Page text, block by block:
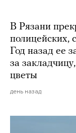
В Рязани
полицейских,
Год назад ее
за
цветы
день назад